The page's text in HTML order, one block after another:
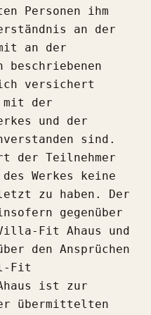
Personen ihm
an der
an der
beschriebenen
versichert
mit der
und der
sind.
der Teilnehmer
Werkes keine
zu haben. Der
gegenüber
Fit Ahaus und
den Ansprüchen
Fit
ist zur
übermittelten